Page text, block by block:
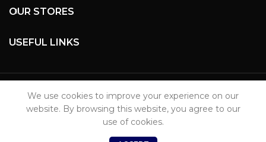
OUR STORES
USEFUL LINKS
We use cookies to improve your experience on our
website. By browsing this website, you agree to our
use of cookies.